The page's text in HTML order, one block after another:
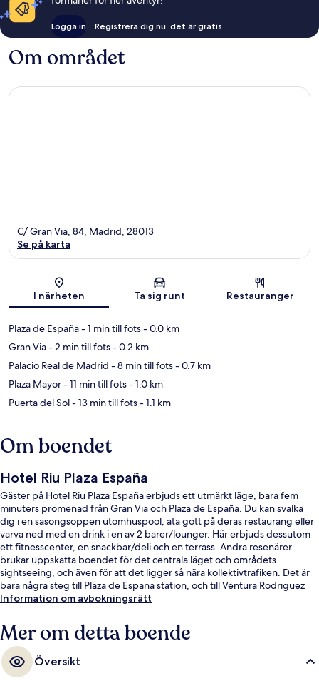
Logga in Registrera dig nu, det är gratis
Om området
Karta
C/ Gran Via, 84, Madrid, 28013
Se på karta
I närheten Ta sig runt Restauranger
Plaza de España- 1 min till fots- 0.0 km
Gran Via- 2 min till fots- 0.2 km
Palacio Real de Madrid - 8 min till fots- 0.7 km
Plaza Mayor- 11 min till fots- 1.0 km
Puerta del Sol- 13 min till fots- 1.1 km
Om boendet
Hotel Riu Plaza España
Gäster på Hotel Riu Plaza España erbjuds ett utmärkt läge, bara fem
minuters promenad från Gran Via och Plaza de España. Du kan svalka
dig i en säsongsöppen utomhuspool, äta gott på deras restaurang eller
varva ned med en drink i en av 2 barer/lounger. Här erbjuds dessutom
ett fitnesscenter, en snackbar/deli och en terrass. Andra resenärer
brukar uppskatta boendet för det centrala läget och områdets
sightseeing, och även för att det ligger så nära kollektivtrafiken. Det är
bara några steg till Plaza de Espana station, och till Ventura Rodriguez
station tar det inte mer än 5 minuter att gå.
Information om avbokningsrätt
Mer om detta boende
Översikt